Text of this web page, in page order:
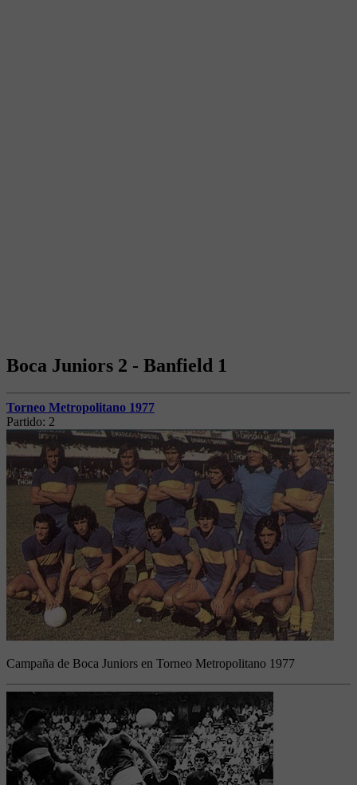
Boca Juniors 2 - Banfield 1
Torneo Metropolitano 1977
Partido: 2
Campaña de Boca Juniors en Torneo Metropolitano 1977